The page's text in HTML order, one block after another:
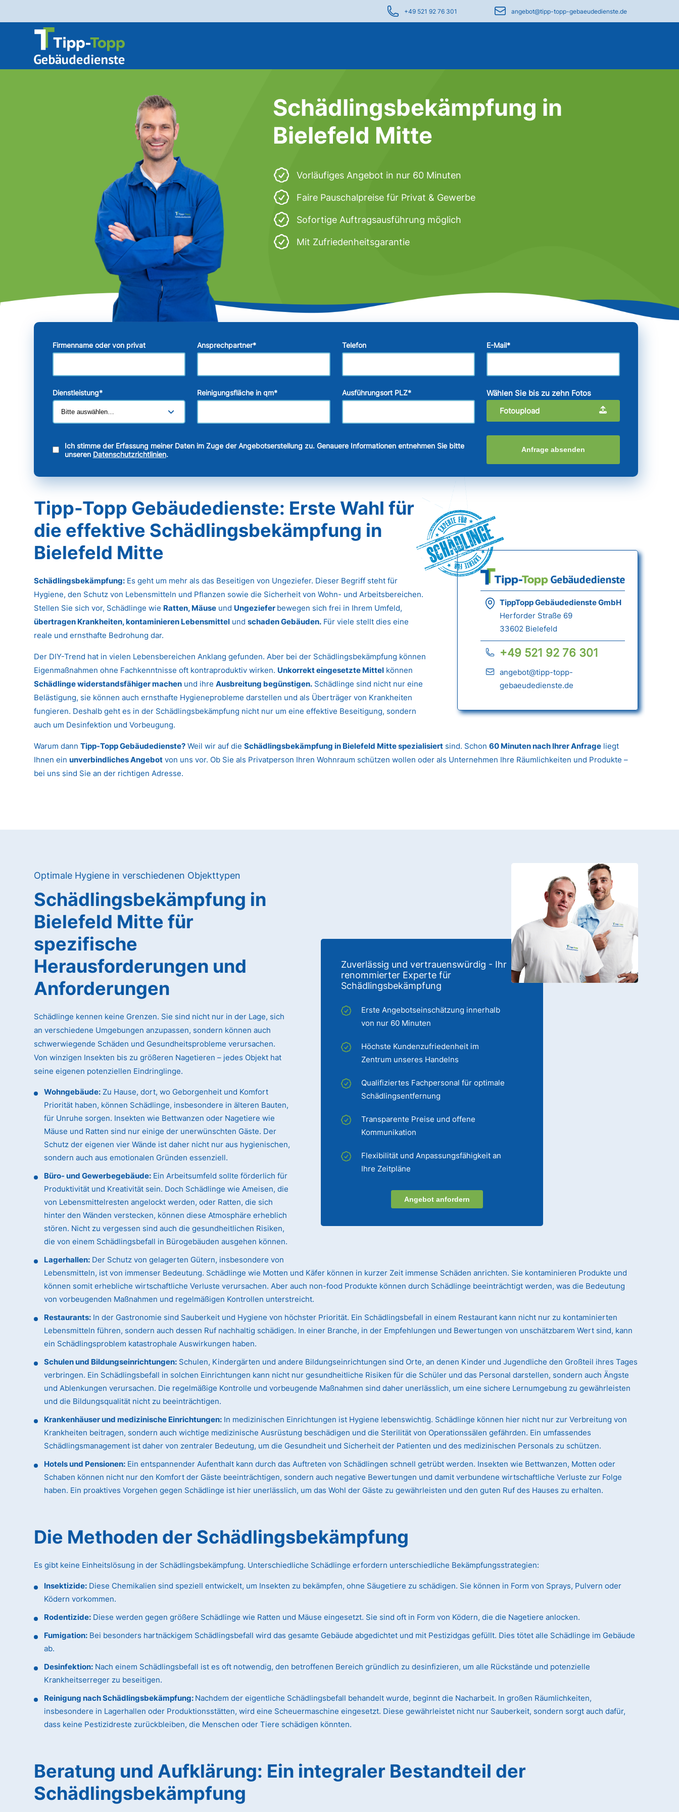
+49 521 92 76 301 angebot@tipp-topp-gebaeudedienste.de
Schädlingsbekämpfung in
Bielefeld Mitte
Vorläufiges Angebot in nur 60 Minuten
Faire Pauschalpreise für Privat & Gewerbe
Sofortige Auftragsausführung möglich
Mit Zufriedenheitsgarantie
Firmenname oder von privat Ansprechpartner* Telefon E-Mail*
Dienstleistung* Reinigungsfläche in qm* Ausführungsort PLZ*
Wählen Sie bis zu zehn Fotos
Fotoupload
Ich stimme der Erfassung meiner Daten im Zuge der Angebotserstellung zu. Genauere Informationen entnehmen Sie bitte
unseren Datenschutzrichtlinien.
Anfrage absenden
Tipp-Topp Gebäudedienste: Erste Wahl für
die effektive Schädlingsbekämpfung in
Bielefeld Mitte
Schädlinge
TippTopp Gebäudedienste GmbH
Herforder Straße 69
33602 Bielefeld
+49 521 92 76 301
angebot@tipp-topp-
gebaeudedienste.de
Schädlingsbekämpfung: Es geht um mehr als das Beseitigen von Ungeziefer. Dieser Begriff steht für
Hygiene, den Schutz von Lebensmitteln und Pflanzen sowie die Sicherheit von Wohn- und Arbeitsbereichen.
Stellen Sie sich vor, Schädlinge wie Ratten, Mäuse und Ungeziefer bewegen sich frei in Ihrem Umfeld,
übertragen Krankheiten, kontaminieren Lebensmittel undschaden Gebäuden. Für viele stellt dies eine
reale und ernsthafte Bedrohung dar.
Der DIY-Trend hat in vielen Lebensbereichen Anklang gefunden. Aber bei der Schädlingsbekämpfung können
Eigenmaßnahmen ohne Fachkenntnisse oft kontraproduktiv wirken. Unkorrekt eingesetzte Mittel können
Schädlinge widerstandsfähiger machen und ihreAusbreitung begünstigen. Schädlinge sind nicht nur eine
Belästigung, sie können auch ernsthafte Hygieneprobleme darstellen und als Überträger von Krankheiten
fungieren. Deshalb geht es in der Schädlingsbekämpfung nicht nur um eine effektive Beseitigung, sondern
auch um Desinfektion und Vorbeugung.
Warum dannTipp-Topp Gebäudedienste? Weil wir auf dieSchädlingsbekämpfung in Bielefeld Mitte spezialisiert sind. Schon60 Minuten nach Ihrer Anfrage liegt
Ihnen ein unverbindliches Angebot von uns vor. Ob Sie als Privatperson Ihren Wohnraum schützen wollen oder als Unternehmen Ihre Räumlichkeiten und Produkte –
bei uns sind Sie an der richtigen Adresse.
Optimale Hygiene in verschiedenen Objekttypen
Zuverlässig und vertrauenswürdig - Ihr
renommierter Experte für
Schädlingsbekämpfung
Erste Angebotseinschätzung innerhalb
von nur 60 Minuten
Höchste Kundenzufriedenheit im
Zentrum unseres Handelns
Qualifiziertes Fachpersonal für optimale
Schädlingsentfernung
Transparente Preise und offene
Kommunikation
Flexibilität und Anpassungsfähigkeit an
Ihre Zeitpläne
Angebot anfordern
Schädlingsbekämpfung in
Bielefeld Mitte für
spezifische
Herausforderungen und
Anforderungen
Schädlinge kennen keine Grenzen. Sie sind nicht nur in der Lage, sich
an verschiedene Umgebungen anzupassen, sondern können auch
schwerwiegende Schäden und Gesundheitsprobleme verursachen.
Von winzigen Insekten bis zu größeren Nagetieren – jedes Objekt hat
seine eigenen potenziellen Eindringlinge.
Wohngebäude: Zu Hause, dort, wo Geborgenheit und Komfort
Priorität haben, können Schädlinge, insbesondere in älteren Bauten,
für Unruhe sorgen. Insekten wie Bettwanzen oder Nagetiere wie
Mäuse und Ratten sind nur einige der unerwünschten Gäste. Der
Schutz der eigenen vier Wände ist daher nicht nur aus hygienischen,
sondern auch aus emotionalen Gründen essenziell.
Büro- und Gewerbegebäude: Ein Arbeitsumfeld sollte förderlich für
Produktivität und Kreativität sein. Doch Schädlinge wie Ameisen, die
von Lebensmittelresten angelockt werden, oder Ratten, die sich
hinter den Wänden verstecken, können diese Atmosphäre erheblich
stören. Nicht zu vergessen sind auch die gesundheitlichen Risiken,
die von einem Schädlingsbefall in Bürogebäuden ausgehen können.
Lagerhallen: Der Schutz von gelagerten Gütern, insbesondere von
Lebensmitteln, ist von immenser Bedeutung. Schädlinge wie Motten und Käfer können in kurzer Zeit immense Schäden anrichten. Sie kontaminieren Produkte und
können somit erhebliche wirtschaftliche Verluste verursachen. Aber auch non-food Produkte können durch Schädlinge beeinträchtigt werden, was die Bedeutung
von vorbeugenden Maßnahmen und regelmäßigen Kontrollen unterstreicht.
Restaurants: In der Gastronomie sind Sauberkeit und Hygiene von höchster Priorität. Ein Schädlingsbefall in einem Restaurant kann nicht nur zu kontaminierten
Lebensmitteln führen, sondern auch dessen Ruf nachhaltig schädigen. In einer Branche, in der Empfehlungen und Bewertungen von unschätzbarem Wert sind, kann
ein Schädlingsproblem katastrophale Auswirkungen haben.
Schulen und Bildungseinrichtungen: Schulen, Kindergärten und andere Bildungseinrichtungen sind Orte, an denen Kinder und Jugendliche den Großteil ihres Tages
verbringen. Ein Schädlingsbefall in solchen Einrichtungen kann nicht nur gesundheitliche Risiken für die Schüler und das Personal darstellen, sondern auch Ängste
und Ablenkungen verursachen. Die regelmäßige Kontrolle und vorbeugende Maßnahmen sind daher unerlässlich, um eine sichere Lernumgebung zu gewährleisten
und die Bildungsqualität nicht zu beeinträchtigen.
Krankenhäuser und medizinische Einrichtungen: In medizinischen Einrichtungen ist Hygiene lebenswichtig. Schädlinge können hier nicht nur zur Verbreitung von
Krankheiten beitragen, sondern auch wichtige medizinische Ausrüstung beschädigen und die Sterilität von Operationssälen gefährden. Ein umfassendes
Schädlingsmanagement ist daher von zentraler Bedeutung, um die Gesundheit und Sicherheit der Patienten und des medizinischen Personals zu schützen.
Hotels und Pensionen: Ein entspannender Aufenthalt kann durch das Auftreten von Schädlingen schnell getrübt werden. Insekten wie Bettwanzen, Motten oder
Schaben können nicht nur den Komfort der Gäste beeinträchtigen, sondern auch negative Bewertungen und damit verbundene wirtschaftliche Verluste zur Folge
haben. Ein proaktives Vorgehen gegen Schädlinge ist hier unerlässlich, um das Wohl der Gäste zu gewährleisten und den guten Ruf des Hauses zu erhalten.
Die Methoden der Schädlingsbekämpfung
Es gibt keine Einheitslösung in der Schädlingsbekämpfung. Unterschiedliche Schädlinge erfordern unterschiedliche Bekämpfungsstrategien:
Insektizide: Diese Chemikalien sind speziell entwickelt, um Insekten zu bekämpfen, ohne Säugetiere zu schädigen. Sie können in Form von Sprays, Pulvern oder
Ködern vorkommen.
Rodentizide: Diese werden gegen größere Schädlinge wie Ratten und Mäuse eingesetzt. Sie sind oft in Form von Ködern, die die Nagetiere anlocken.
Fumigation: Bei besonders hartnäckigem Schädlingsbefall wird das gesamte Gebäude abgedichtet und mit Pestizidgas gefüllt. Dies tötet alle Schädlinge im Gebäude
ab.
Desinfektion: Nach einem Schädlingsbefall ist es oft notwendig, den betroffenen Bereich gründlich zu desinfizieren, um alle Rückstände und potenzielle
Krankheitserreger zu beseitigen.
Reinigung nach Schädlingsbekämpfung: Nachdem der eigentliche Schädlingsbefall behandelt wurde, beginnt die Nacharbeit. In großen Räumlichkeiten,
insbesondere in Lagerhallen oder Produktionsstätten, wird eine Scheuermaschine eingesetzt. Diese gewährleistet nicht nur Sauberkeit, sondern sorgt auch dafür,
dass keine Pestizidreste zurückbleiben, die Menschen oder Tiere schädigen könnten.
Beratung und Aufklärung: Ein integraler Bestandteil der
Schädlingsbekämpfung